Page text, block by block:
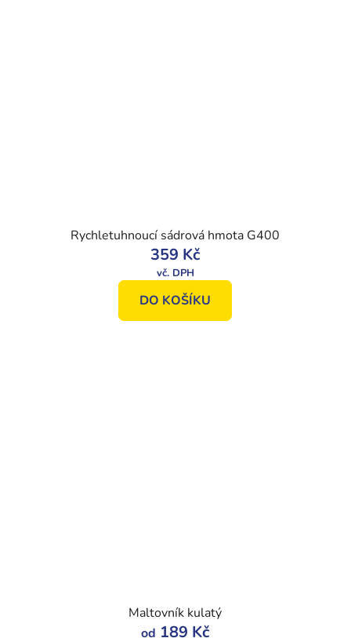
Rychletuhnoucí sádrová hmota G400
359 Kč
DO KOŠÍKU
Maltovník kulatý
od 189 Kč